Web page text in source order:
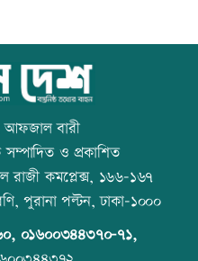
লেনদেন ৯৬৪ কোটি টাকা
নিয়ে বিভ্রান্তি সৃষ্টি করা হচ্ছে:
বন্ধু দিবস
নামাজ না পড়ার শাস্তি
আফজাল বারী
ও প্রকাশিত
কমপ্লেক্স, ১৬৬-১৬৭
পুরানা পল্টন, ঢাকা-১০০০
, ০১৬০০৩৪৪৩৭০-৭১,